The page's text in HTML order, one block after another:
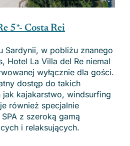
5*- Costa Rei
Sardynii, w pobliżu znanego
Hotel La Villa del Re niemal
wyłącznie dla gości.
dostęp do takich
kajakarstwo, windsurfing
również specjalnie
z szeroką gamą
i relaksujących.